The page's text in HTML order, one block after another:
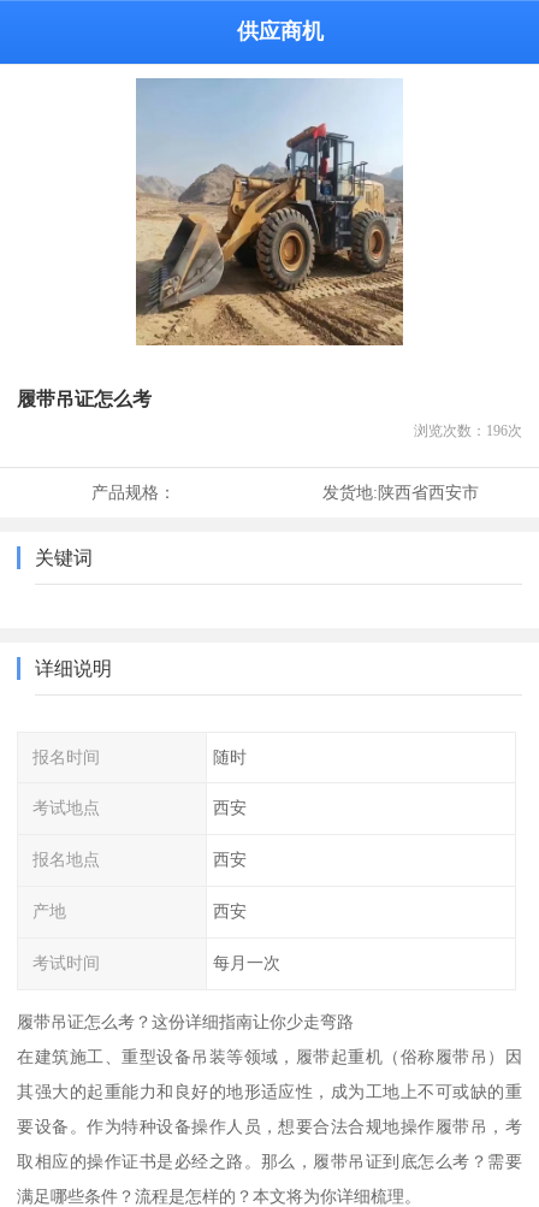
供应商机
履带吊证怎么考
浏览次数： 196次
产品规格： 发货地:陕西省西安市
关键词
详细说明
报名时间 随时
考试地点 西安
报名地点 西安
产地 西安
考试时间 每月一次
履带吊证怎么考？这份详细指南让你少走弯路
在建筑施工、重型设备吊装等领域，履带起重机（俗称履带吊）因
其强大的起重能力和良好的地形适应性，成为工地上不可或缺的重
要设备。作为特种设备操作人员，想要合法合规地操作履带吊，考
取相应的操作证书是必经之路。那么，履带吊证到底怎么考？需要
满足哪些条件？流程是怎样的？本文将为你详细梳理。